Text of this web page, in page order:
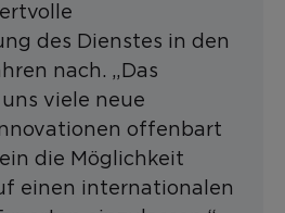
des Dienstes in den
nach. „Das
viele neue
offenbart
die Möglichkeit
einen internationalen